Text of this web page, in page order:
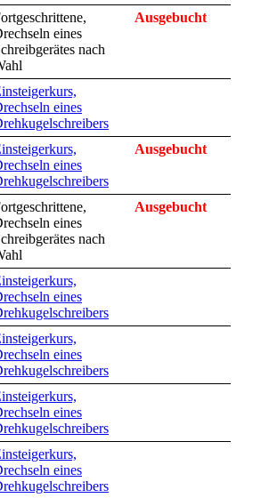
eines
nach
Ausgebucht
eines
eines
Ausgebucht
eines
nach
Ausgebucht
eines
eines
eines
eines